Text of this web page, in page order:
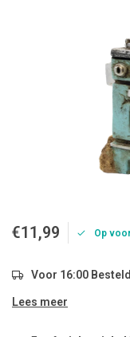
€11,99 Op
Voor 16:00
Lees meer